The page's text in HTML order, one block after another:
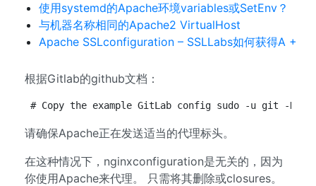
使用systemd的Apache环境variables或SetEnv？
与机器名称相同的Apache2 VirtualHost
Apache SSLconfiguration – SSLLabs如何获得A +
根据Gitlab的github文档：
# Copy the example GitLab config sudo -u git -H
请确保Apache正在发送适当的代理标头。
在这种情况下，nginxconfiguration是无关的，因为
你使用Apache来代理。 只需将其删除或closures。